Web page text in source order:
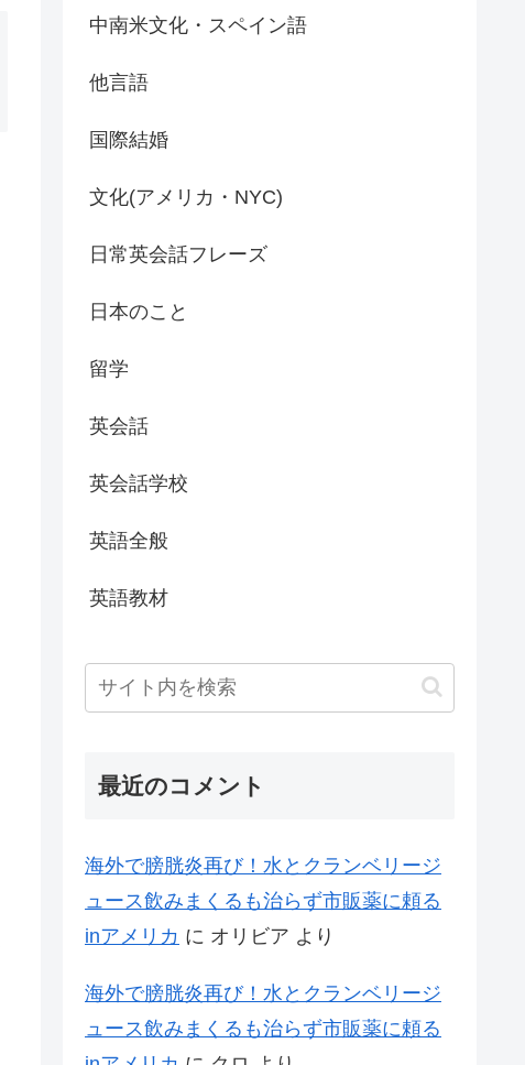
中南米文化・スペイン語
他言語
国際結婚
文化(アメリカ・NYC)
日常英会話フレーズ
日本のこと
留学
英会話
英会話学校
英語全般
英語教材
最近のコメント
海外で膀胱炎再び！水とクランベリージ
ュース飲みまくるも治らず市販薬に頼る
inアメリカ に オリビア より
海外で膀胱炎再び！水とクランベリージ
ュース飲みまくるも治らず市販薬に頼る